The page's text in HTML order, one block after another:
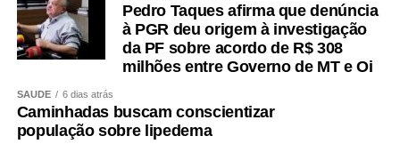
Pedro Taques afirma que denúncia
à PGR deu origem à investigação
da PF sobre acordo de R$ 308
milhões entre Governo de MT e Oi
SAÚDE 6 dias atrás
Caminhadas buscam conscientizar
população sobre lipedema